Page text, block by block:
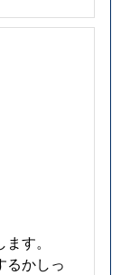
す。
るかしっ